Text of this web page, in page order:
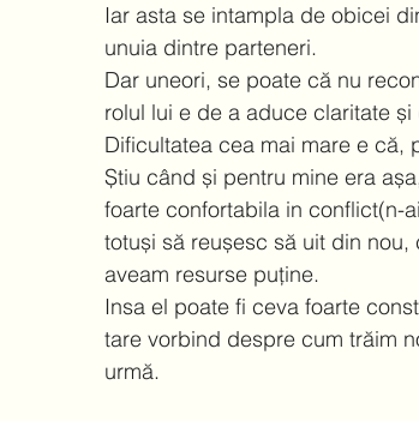
Iar asta se intampla de obicei
unuia dintre parteneri.
Dar uneori, se poate că nu
rolul lui e de a aduce claritate
Dificultatea cea mai mare e că,
Știu când și pentru mine era
foarte confortabila in conflict(n-
totuși să reușesc să uit din
aveam resurse puține.
Insa el poate fi ceva foarte
tare vorbind despre cum trăim
urmă.